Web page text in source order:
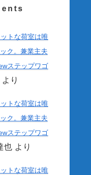
トな荷室は唯
ク。兼業主夫
ステップワゴ
より
トな荷室は唯
ク。兼業主夫
ステップワゴ
也 より
トな荷室は唯